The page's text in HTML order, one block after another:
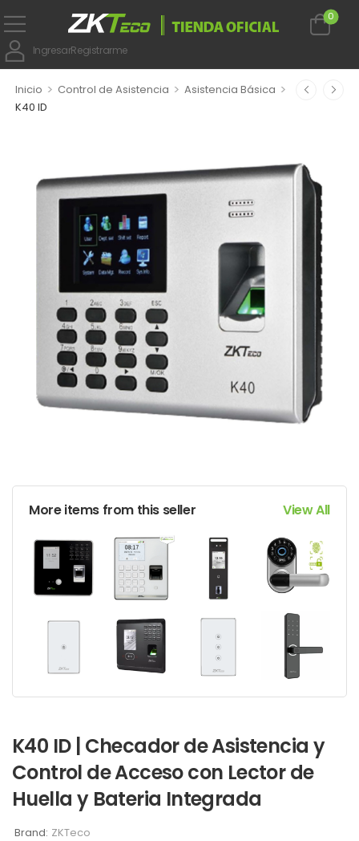
0
IngresarRegistrarme
Inicio > Control de Asistencia > Asistencia Básica >
K40 ID
More items from this seller View All
K40 ID | Checador de Asistencia y
Control de Acceso con Lector de
Huella y Bateria Integrada
Brand: ZKTeco